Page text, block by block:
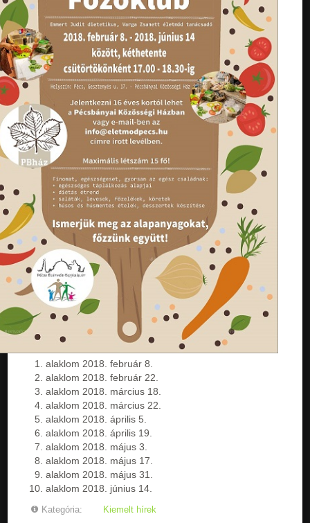
alaklom 2018. február 8.
alaklom 2018. február 22.
alaklom 2018. március 18.
alaklom 2018. március 22.
alaklom 2018. április 5.
alaklom 2018. április 19.
alaklom 2018. május 3.
alaklom 2018. május 17.
alaklom 2018. május 31.
alaklom 2018. június 14.
Kategória: Kiemelt hírek